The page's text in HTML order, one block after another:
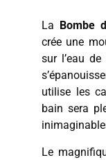
La
Bombe
crée une
sur l’eau
utilise les
bain sera
Le